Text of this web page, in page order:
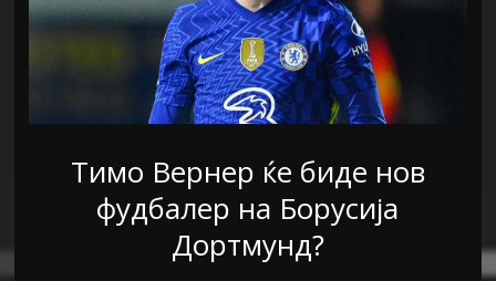
Тимо Вернер ќе биде нов
фудбалер на Борусија
Дортмунд?